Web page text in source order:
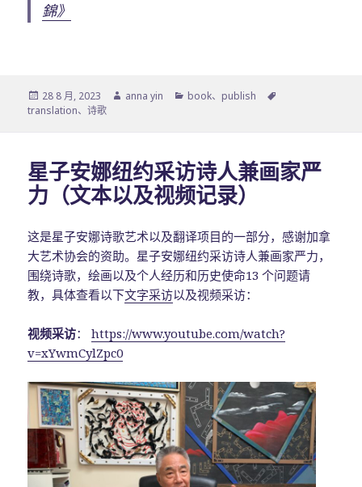
錦》
发
布
28 8 月, 2023
作
anna yin
分
book、 publish
translation、诗歌
星子安娜纽约采访诗人兼画家严
力（文本以及视频记录）
这是星子安娜诗歌艺术以及翻译项目的一部分，感谢加拿
大艺术协会的资助。星子安娜纽约采访诗人兼画家严力，
围绕诗歌，绘画以及个人经历和历史使命13 个问题请
教，具体查看以下文字采访以及视频采访：
视频采访：https://www.youtube.com/watch?
v=xYwmCylZpc0